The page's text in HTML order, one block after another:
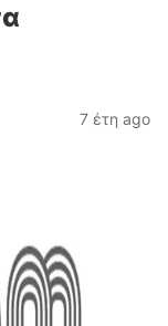
7 έτη ago